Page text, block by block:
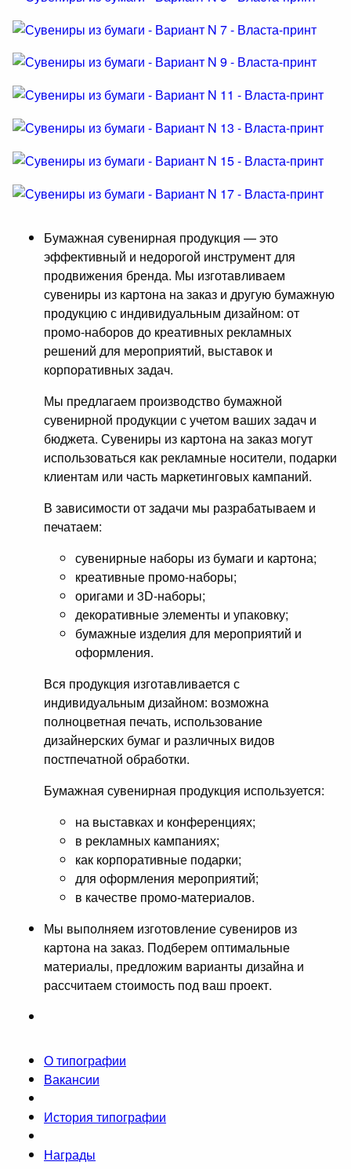
Бумажная сувенирная продукция — это
эффективный и недорогой инструмент для
продвижения бренда. Мы изготавливаем
сувениры из картона на заказ и другую бумажную
продукцию с индивидуальным дизайном: от
промо-наборов до креативных рекламных
решений для мероприятий, выставок и
корпоративных задач.
Мы предлагаем производство бумажной
сувенирной продукции с учетом ваших задач и
бюджета. Сувениры из картона на заказ могут
использоваться как рекламные носители, подарки
клиентам или часть маркетинговых кампаний.
В зависимости от задачи мы разрабатываем и
печатаем:
сувенирные наборы из бумаги и картона;
креативные промо-наборы;
оригами и 3D-наборы;
декоративные элементы и упаковку;
бумажные изделия для мероприятий и
оформления.
Вся продукция изготавливается с
индивидуальным дизайном: возможна
полноцветная печать, использование
дизайнерских бумаг и различных видов
постпечатной обработки.
Бумажная сувенирная продукция используется:
на выставках и конференциях;
в рекламных кампаниях;
как корпоративные подарки;
для оформления мероприятий;
в качестве промо-материалов.
Мы выполняем изготовление сувениров из
картона на заказ. Подберем оптимальные
материалы, предложим варианты дизайна и
рассчитаем стоимость под ваш проект.
О типографии
Вакансии
История типографии
Награды